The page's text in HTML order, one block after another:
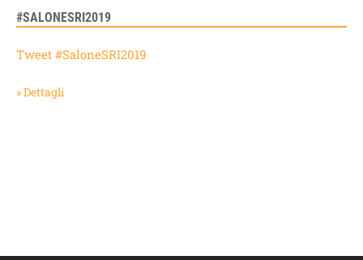
#SALONESRI2019
Tweet #SaloneSRI2019
» Dettagli